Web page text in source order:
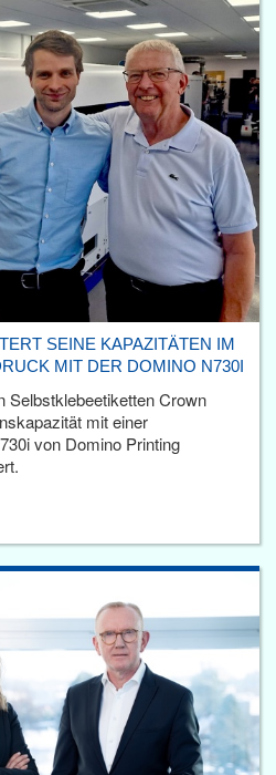
SEINE KAPAZITÄTEN IM
MIT DER DOMINO N730I
Selbstklebeetiketten Crown
mit einer
von Domino Printing